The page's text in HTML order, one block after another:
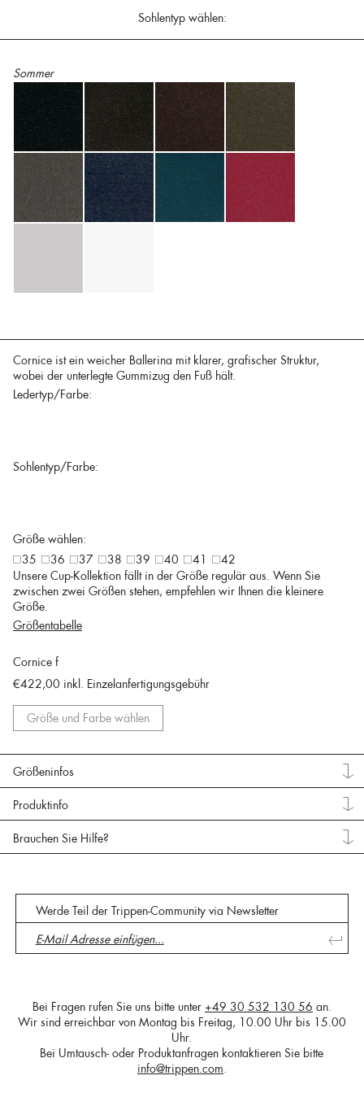
Sohlentyp wählen:
Sommer
Cornice ist ein weicher Ballerina mit klarer, grafischer Struktur,
wobei der unterlegte Gummizug den Fuß hält.
Ledertyp/Farbe:
Sohlentyp/Farbe:
Größe wählen:
35
36 37 38 39 40 41
42
Unsere Cup-Kollektion fällt in der Größe regulär aus. Wenn Sie
zwischen zwei Größen stehen, empfehlen wir Ihnen die kleinere
Größe.
Größentabelle
Cornice f
€422,00 inkl. Einzelanfertigungsgebühr
Größe und Farbe wählen
Größeninfos
Produktinfo
Brauchen Sie Hilfe?
Werde Teil der Trippen-Community via Newsletter
Bei Fragen rufen Sie uns bitte unter +49 30 532 130 56 an.
Wir sind erreichbar von Montag bis Freitag, 10.00 Uhr bis 15.00
Uhr.
Bei Umtausch- oder Produktanfragen kontaktieren Sie bitte
info@trippen.com.